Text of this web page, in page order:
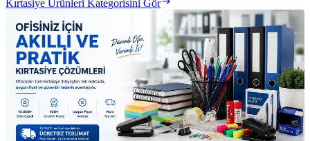
Kırtasiye Ürünleri Kategorisini Gör